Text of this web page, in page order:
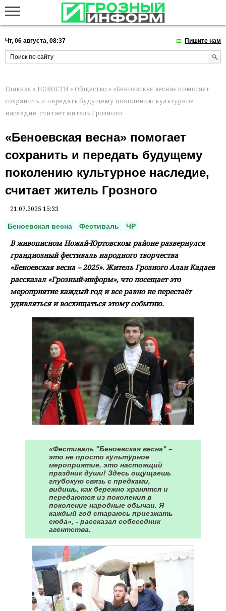
Чт, 06 августа, 08:37 Пишите нам
Главная » НОВОСТИ » Общество » «Беноевская весна» помогает
сохранить и передать будущему поколению культурное
наследие, считает житель Грозного
«Беноевская весна» помогает
сохранить и передать будущему
поколению культурное наследие,
считает житель Грозного
21.07.2025 15:33
Беноевская весна Фестиваль ЧР
В живописном Ножай-Юртовском районе развернулся
грандиозный фестиваль народного творчества
«Беноевская весна – 2025». Житель Грозного Алан Кадаев
рассказал «Грозный-информ», что посещает это
мероприятие каждый год и все равно не перестаёт
удивляться и восхищаться этому событию.
«Фестиваль "Беноевская весна" –
это не просто культурное
мероприятие, это настоящий
праздник души! Здесь ощущаешь
глубокую связь с предками,
видишь, как бережно хранятся и
передаются из поколения в
поколение народные обычаи. Я
каждый год стараюсь приезжать
сюда», - рассказал собеседник
агентства.